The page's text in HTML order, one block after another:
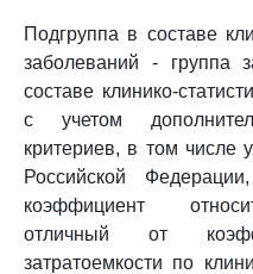
Подгруппа в составе
заболеваний - группа
составе клинико-
с учетом
критериев, в том числе
Российской
коэффициент
отличный от
затратоемкости по